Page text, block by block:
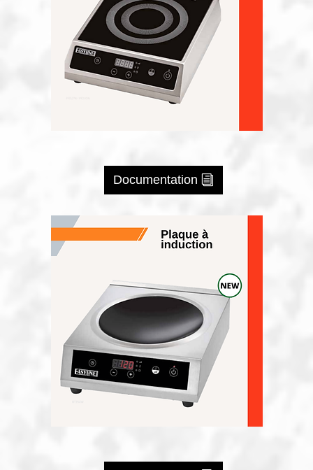
Documentation